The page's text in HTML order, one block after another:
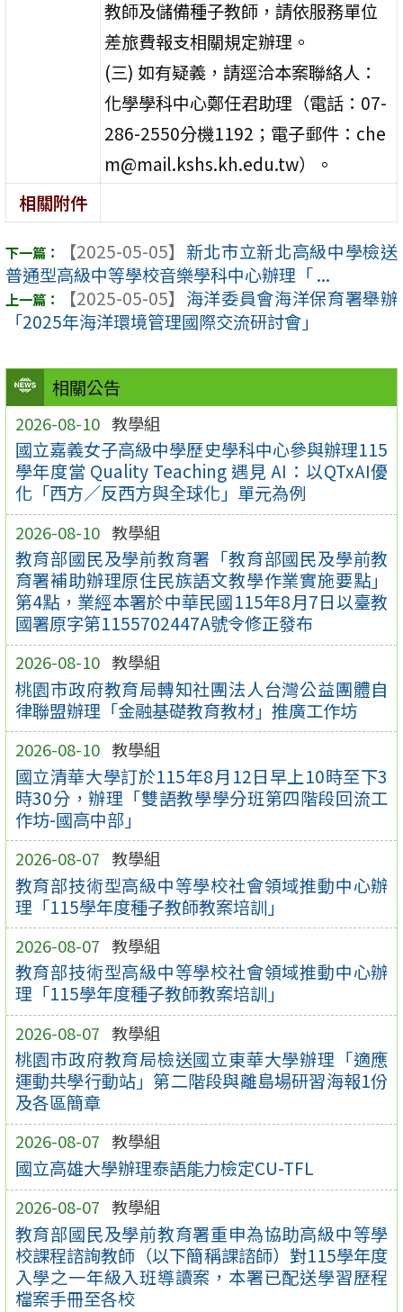
相關公告
2026-08-10 教學組
國立嘉義女子高級中學歷史學科中心參與辦理115
學年度當 Quality Teaching 遇見 AI：以QTxAI優
化「西方／反西方與全球化」單元為例
2026-08-10 教學組
教育部國民及學前教育署「教育部國民及學前教
育署補助辦理原住民族語文教學作業實施要點」
第4點，業經本署於中華民國115年8月7日以臺教
國署原字第1155702447A號令修正發布
2026-08-10 教學組
桃園市政府教育局轉知社團法人台灣公益團體自
律聯盟辦理「金融基礎教育教材」推廣工作坊
2026-08-10 教學組
國立清華大學訂於115年8月12日早上10時至下3
時30分，辦理「雙語教學學分班第四階段回流工
作坊-國高中部」
2026-08-07 教學組
教育部技術型高級中等學校社會領域推動中心辦
理「115學年度種子教師教案培訓」
2026-08-07 教學組
教育部技術型高級中等學校社會領域推動中心辦
理「115學年度種子教師教案培訓」
2026-08-07 教學組
桃園市政府教育局檢送國立東華大學辦理「適應
運動共學行動站」第二階段與離島場研習海報1份
及各區簡章
2026-08-07 教學組
國立高雄大學辦理泰語能力檢定CU-TFL
2026-08-07 教學組
教育部國民及學前教育署重申為協助高級中等學
校課程諮詢教師（以下簡稱課諮師）對115學年度
入學之一年級入班導讀案，本署已配送學習歷程
檔案手冊至各校
教師及儲備種子教師，請依服務單位
差旅費報支相關規定辦理。
(三) 如有疑義，請逕洽本案聯絡人：
化學學科中心鄭任君助理（電話：07-
286-2550分機1192；電子郵件：che
m@mail.kshs.kh.edu.tw）。
相關附件
【2025-05-05】 新北市立新北高級中學檢送
普通型高級中等學校音樂學科中心辦理「 ...
【2025-05-05】 海洋委員會海洋保育署舉辦
「2025年海洋環境管理國際交流研討會」